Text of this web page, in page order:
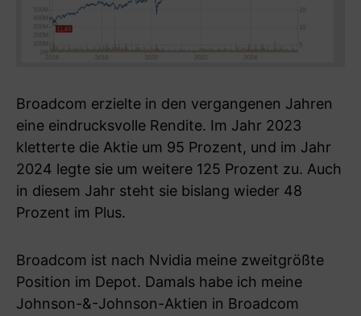
Broadcom erzielte in den vergangenen Jahren
eine eindrucksvolle Rendite. Im Jahr 2023
kletterte die Aktie um 95 Prozent, und im Jahr
2024 legte sie um weitere 125 Prozent zu. Auch
in diesem Jahr steht sie bislang wieder 48
Prozent im Plus.
Broadcom ist nach Nvidia meine zweitgrößte
Position im Depot. Damals habe ich meine
Johnson-&-Johnson-Aktien in Broadcom